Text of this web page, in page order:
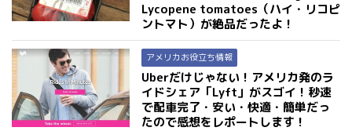
Lycopene tomatoes（ハイ・リコピ
ントマト）が絶品だったよ！
アメリカお役立ち情報
Uberだけじゃない！アメリカ発のラ
イドシェア「Lyft」がスゴイ！秒速
で配車完了・安い・快適・簡単だっ
たので感想をレポートします！